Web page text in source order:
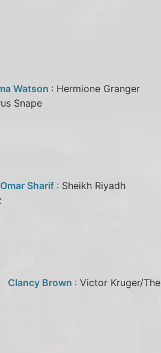
Watson : Hermione Granger
Snape
Omar Sharif : Sheikh Riyadh
Clancy Brown : Victor Kruger/The